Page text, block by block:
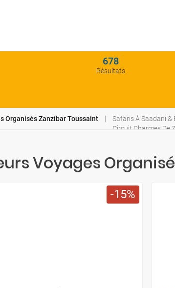
678
Résultats
Organisés Zanzíbar Toussaint
Safaris À Saadani
Circuit Charmes De
Voyages
15